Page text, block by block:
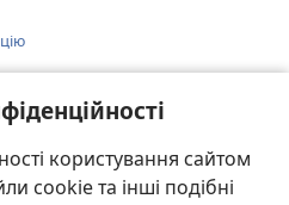
користування сайтом
cookie та інші подібні
and Tract Society of
КОНФІДЕНЦІЙНОСТІ